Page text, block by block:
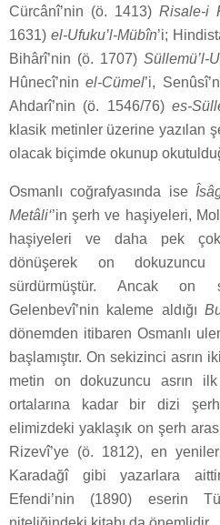
Cürcânî’nin (ö. 1413)Risale-i
1631) el-Ufuku’l-Mübîn’i;
Bihârî’nin (ö. 1707)Süllemü’l-
Hûnecî’ninel-Cümel’i,
Ahdarî’nin (ö. 1546/76)es-
klasik metinler üzerine yazılan
olacak biçimde okunup
Osmanlı coğrafyasında ise
Metâli‘’in şerh ve haşiyeleri,
haşiyeleri ve daha pek
dönüşerek on
sürdürmüştür. Ancak on
Gelenbevî’nin kaleme aldığı
dönemden itibaren Osmanlı
başlamıştır. On sekizinci asrın
metin on dokuzuncu asrın ilk
ortalarına kadar bir dizi
elimizdeki yaklaşık on şerh
Rizevî’ye (ö. 1812), en
Karadağî gibi yazarlara
Efendi’nin (1890) eserin